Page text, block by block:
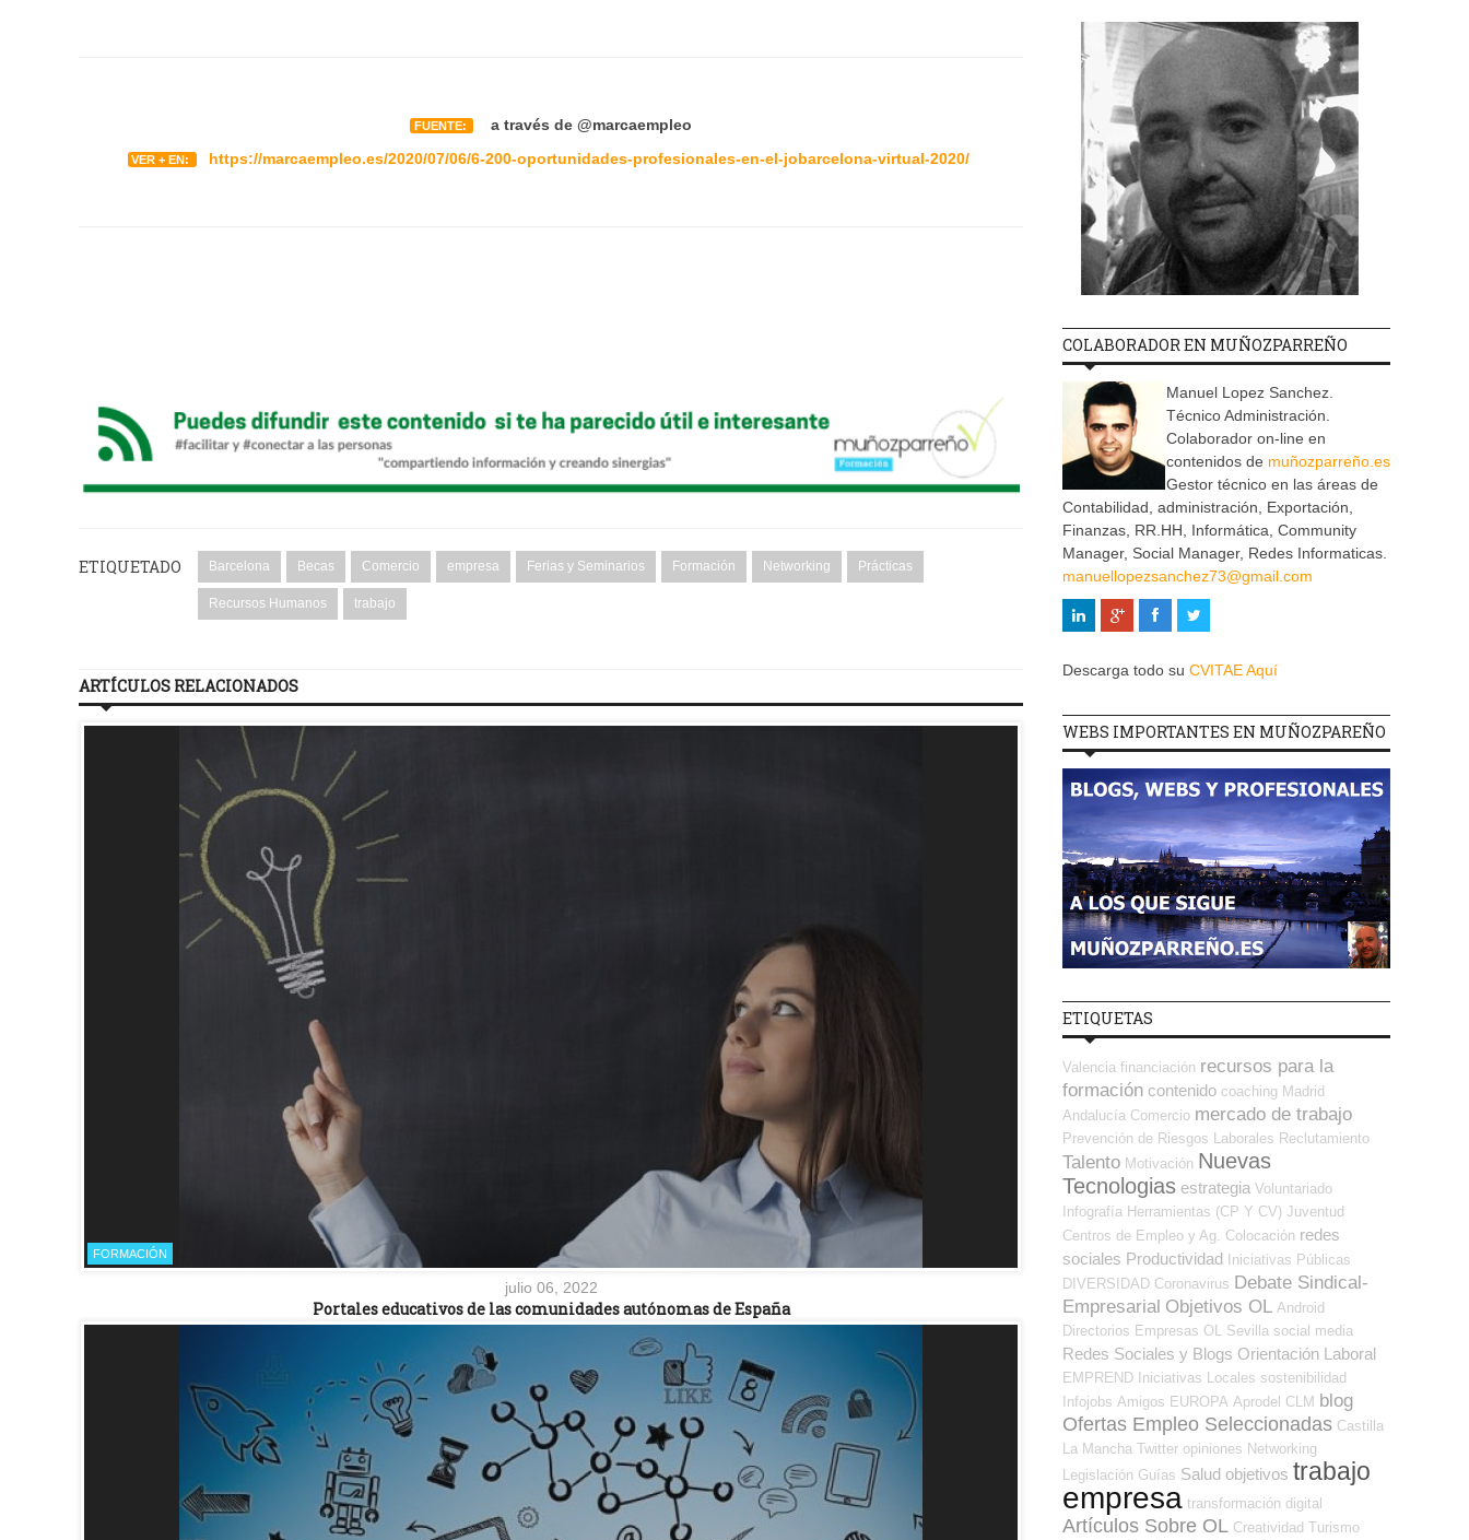
FUENTE: a través de @marcaempleo
VER + EN: https://marcaempleo.es/2020/07/06/6-200-oportunidades-profesionales-en-el-jobarcelona-virtual-2020/
ETIQUETADO Barcelona Becas Comercio empresa Ferias y Seminarios Formación Networking Prácticas
Recursos Humanos trabajo
ARTÍCULOS RELACIONADOS
FORMACIÓN
julio 06, 2022
Portales educativos de las comunidades autónomas de España
COLABORADOR EN MUÑOZPARREÑO
Manuel Lopez Sanchez.
Técnico Administración.
Colaborador on-line en
contenidos de muñozparreño.es
Gestor técnico en las áreas de
Contabilidad, administración, Exportación,
Finanzas, RR.HH, Informática, Community
Manager, Social Manager, Redes Informaticas.
manuellopezsanchez73@gmail.com
Descarga todo su CVITAE Aquí
WEBS IMPORTANTES EN MUÑOZPAREÑO
ETIQUETAS
Valencia financiación recursos para la
formación contenido coaching Madrid
Andalucía Comercio mercado de trabajo
Prevención de Riesgos Laborales Reclutamiento
Talento Motivación Nuevas
Tecnologias estrategia Voluntariado
Infografía Herramientas (CP Y CV) Juventud
Centros de Empleo y Ag. Colocación redes
sociales Productividad Iniciativas Públicas
DIVERSIDAD Coronavirus Debate Sindical-
Empresarial Objetivos OL Android
Directorios Empresas OL
Sevilla social media
Redes Sociales y Blogs Orientación Laboral
EMPREND Iniciativas Locales sostenibilidad
Infojobs Amigos EUROPA Aprodel CLM blog
Ofertas Empleo Seleccionadas Castilla
La Mancha Twitter opiniones Networking
Legislación Guías Salud objetivos trabajo
empresa transformación digital
Artículos Sobre OL Creatividad Turismo